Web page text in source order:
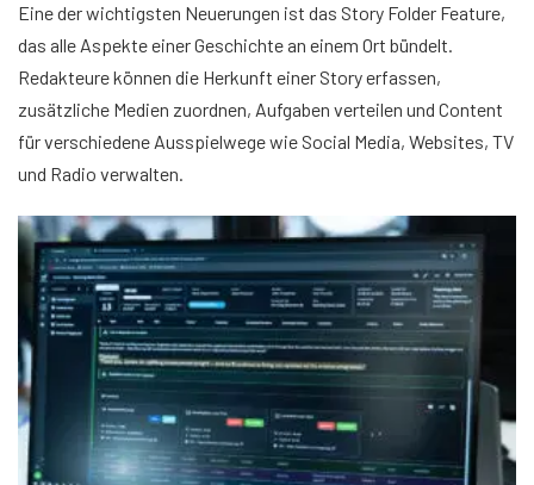
Eine der wichtigsten Neuerungen ist das Story Folder Feature,
das alle Aspekte einer Geschichte an einem Ort bündelt.
Redakteure können die Herkunft einer Story erfassen,
zusätzliche Medien zuordnen, Aufgaben verteilen und Content
für verschiedene Ausspielwege wie Social Media, Websites, TV
und Radio verwalten.